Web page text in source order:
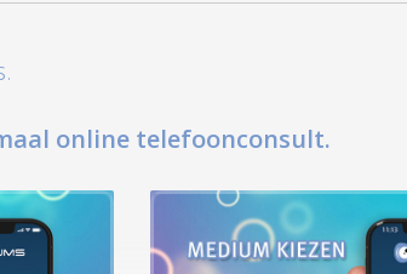
online telefoonconsult.